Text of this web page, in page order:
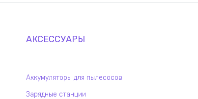
АКСЕССУАРЫ
Аккумуляторы для пылесосов
Зарядные станции